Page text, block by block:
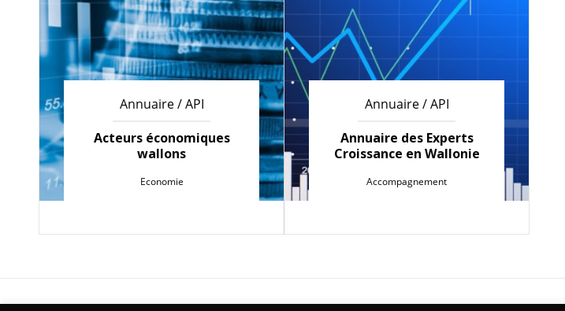
Annuaire / API
Acteurs économiques
wallons
Economie
Annuaire / API
Annuaire des Experts
Croissance en Wallonie
Accompagnement